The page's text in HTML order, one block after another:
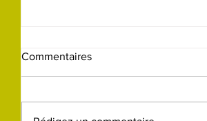
Randos des 16 et 18 juin
Bonjour à toutes et tous, voici les
Commentaires